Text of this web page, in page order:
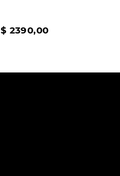
$ 2390,00